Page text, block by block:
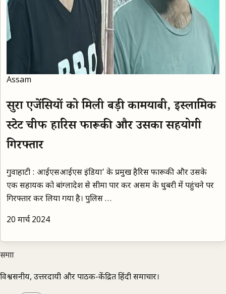
Assam
सुरक्षा एजेंसियों को मिली बड़ी कामयाबी, इस्लामिक
स्टेट चीफ हारिस फारूकी और उसका सहयोगी
गिरफ्तार
गुवाहाटी : आईएसआईएस इंडिया’ के प्रमुख हैरिस फारूकी और उसके
एक सहायक को बांग्लादेश से सीमा पार कर असम के धुबरी में पहुंचने पर
गिरफ्तार कर लिया गया है। पुलिस …
20 मार्च 2024
समाज्ञा
विश्वसनीय, उत्तरदायी और पाठक-केंद्रित हिंदी समाचार।